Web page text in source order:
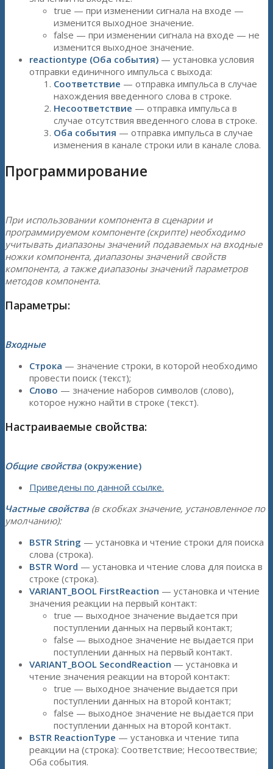
true — при изменении сигнала на входе —
изменится выходное значение.
false — при изменении сигнала на входе — не
изменится выходное значение.
reactiontype (Оба события) — установка условия
отправки единичного импульса с выхода:
Соответствие — отправка импульса в случае
нахождения введенного слова в строке.
Несоответствие — отправка импульса в
случае отсутствия введенного слова в строке.
Оба события — отправка импульса в случае
изменения в канале строки или в канале слова.
Программирование
При использовании компонента в сценарии и
программируемом компоненте (скрипте) необходимо
учитывать диапазоны значений подаваемых на входные
ножки компонента, диапазоны значений свойств
компонента, а также диапазоны значений параметров
методов компонента.
Параметры:
Входные
Строка — значение строки, в которой необходимо
провести поиск (текст);
Слово — значение наборов символов (слово),
которое нужно найти в строке (текст).
Настраиваемые свойства:
Общие свойства (окружение)
Приведены по данной ссылке.
Частные свойства (в скобках значение, установленное по
умолчанию):
BSTR String — установка и чтение строки для поиска
слова (строка).
BSTR Word — установка и чтение слова для поиска в
строке (строка).
VARIANT_BOOL FirstReaction — установка и чтение
значения реакции на первый контакт:
true — выходное значение выдается при
поступлении данных на первый контакт;
false — выходное значение не выдается при
поступлении данных на первый контакт.
VARIANT_BOOL SecondReaction — установка и
чтение значения реакции на второй контакт:
true — выходное значение выдается при
поступлении данных на второй контакт;
false — выходное значение не выдается при
поступлении данных на второй контакт.
BSTR ReactionType — установка и чтение типа
реакции на (строка): Соответствие; Несоотвествие;
Оба события.